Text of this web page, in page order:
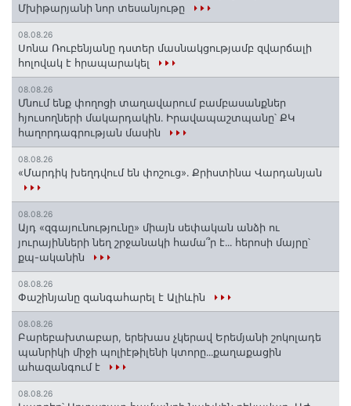
Մխիթարյանի նոր տեսանյութը
08.08.26
Սոնա Ռուբենյանը դստեր մասնակցությամբ զվարճալի
հոլովակ է հրապարակել
08.08.26
Մնում ենք փողոցի տաղավարում բամբասանքներ
հյուսողների մակարդակին․ Իրավապաշտպանը՝ ՔԿ
հաղորդագրության մասին
08.08.26
«Մարդիկ խեղդվում են փոշուց»․ Քրիստինա Վարդանյան
08.08.26
Այդ «զգայունությունը» միայն սեփական անձի ու
յուրայինների նեղ շրջանակի համա՞ր է․․․ հերոսի մայրը՝
քպ-ականին
08.08.26
Փաշինյանը զանգահարել է Ալիևին
08.08.26
Բարեբախտաբար, երեխաս չկերավ Երեմյանի շոկոլադե
պանրիկի միջի պոլիէթիլենի կտորը․․․քաղաքացին
ահազանգում է
08.08.26